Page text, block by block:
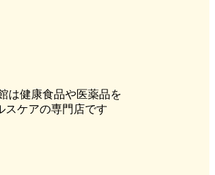
は健康食品や医薬品を
スケアの専門店です